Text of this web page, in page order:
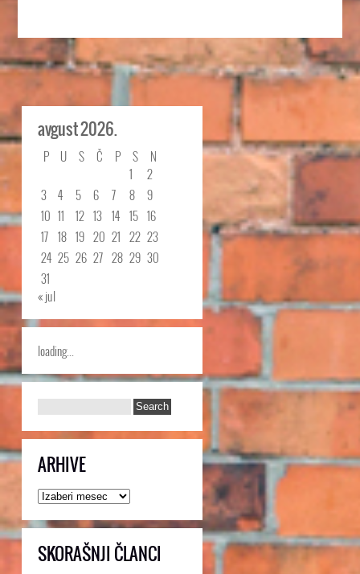
avgust 2026.
P U S Č P S
N
1
2
3
4 5 6 7 8
9
10 11 12 13 14 15 16
17 18 19 20 21 22 23
24 25 26 27 28 29 30
31
« jul
loading...
ARHIVE
Arhive
SKORAŠNJI ČLANCI